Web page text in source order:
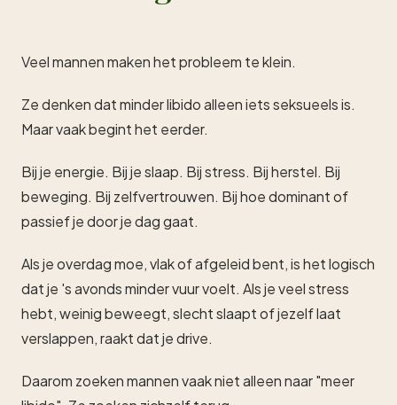
Veel mannen maken het probleem te klein.
Ze denken dat minder libido alleen iets seksueels is.
Maar vaak begint het eerder.
Bij je energie. Bij je slaap. Bij stress. Bij herstel. Bij
beweging. Bij zelfvertrouwen. Bij hoe dominant of
passief je door je dag gaat.
Als je overdag moe, vlak of afgeleid bent, is het logisch
dat je 's avonds minder vuur voelt. Als je veel stress
hebt, weinig beweegt, slecht slaapt of jezelf laat
verslappen, raakt dat je drive.
Daarom zoeken mannen vaak niet alleen naar "meer